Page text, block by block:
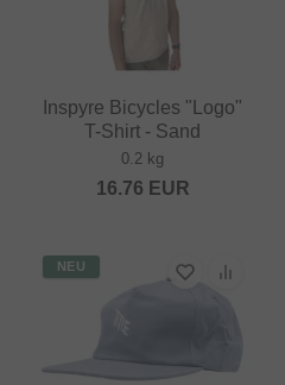
Inspyre Bicycles "Logo"
T-Shirt - Sand
0.2 kg
16.76 EUR
NEU